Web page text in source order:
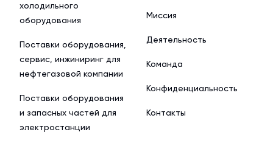
холодильного
оборудования
Поставки оборудования,
сервис, инжиниринг для
нефтегазовой компании
Поставки оборудования
и запасных частей для
электростанции
Миссия
Деятельность
Команда
Конфиденциальность
Контакты